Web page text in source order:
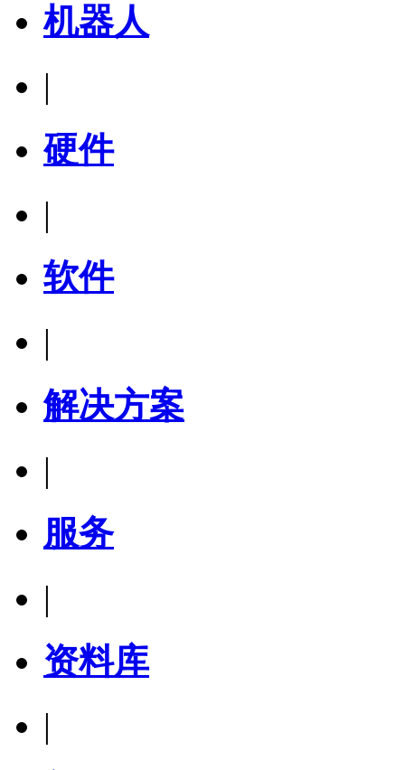
机器人
|
硬件
|
软件
|
解决方案
|
服务
|
资料库
|